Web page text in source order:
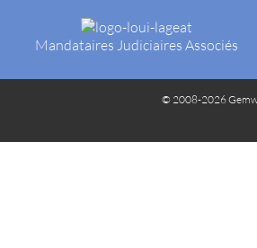
Mandataires Judiciaires Associés
© 2008-2026